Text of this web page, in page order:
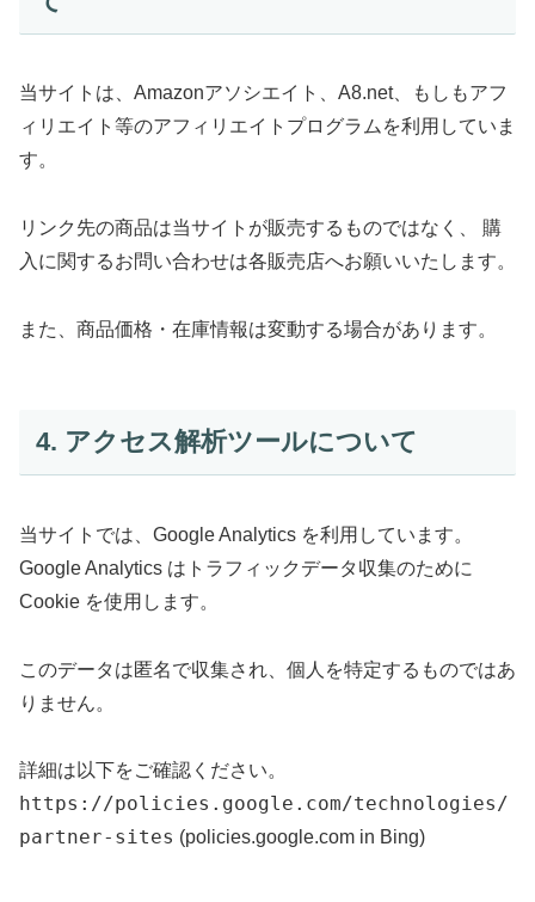
当サイトは、Amazonアソシエイト、A8.net、もしもアフ
ィリエイト等のアフィリエイトプログラムを利用していま
す。
リンク先の商品は当サイトが販売するものではなく、 購
入に関するお問い合わせは各販売店へお願いいたします。
また、商品価格・在庫情報は変動する場合があります。
4. アクセス解析ツールについて
当サイトでは、Google Analytics を利用しています。
Google Analytics はトラフィックデータ収集のために
Cookie を使用します。
このデータは匿名で収集され、個人を特定するものではあ
りません。
詳細は以下をご確認ください。
https://policies.google.com/technologies/
partner-sites (policies.google.com in Bing)